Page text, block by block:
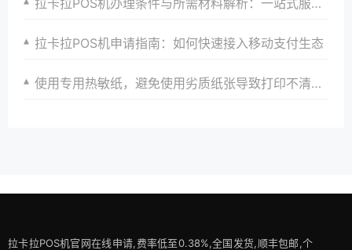
拉卡拉POS机申请指南：如何快速接入移动支付生态
使用专用热敏纸，避免使用劣质纸张导致打印不清晰。
拉卡拉POS机官网在线申请,费率低至0.38%,全国发货,顺丰包邮,个